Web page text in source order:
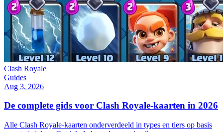
Clash Royale
Guides
Aug 3, 2026
De complete gids voor Clash Royale-kaarten in 2026
Alle Clash Royale-kaarten onderverdeeld in types en tiers op basis